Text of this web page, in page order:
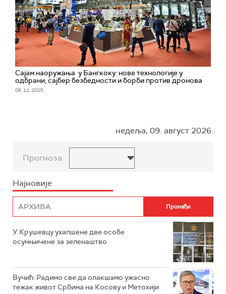
Сајам наоружања у Бангкоку: нове технологије у
одбрани, сајбер безбедности и борби против дронова
06. 11. 2025.
недеља, 09. август 2026.
Прогноза
Најновије
У Крушевцу ухапшене две особе
осумњичене за зеленаштво
Вучић: Радимо све да олакшамо ужасно
тежак живот Србима на Косову и Метохији